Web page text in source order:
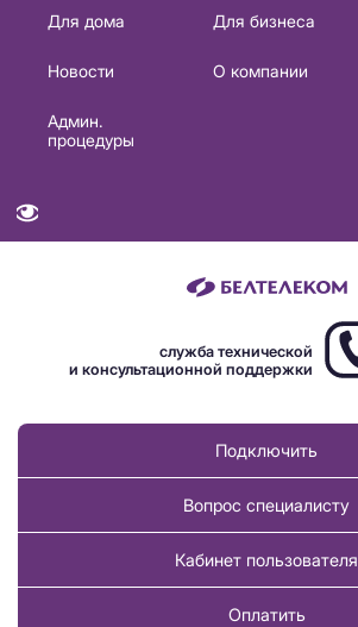
Основная
навигация
Для дома Для бизнеса
Новости
О компании
Админ.
процедуры
служба технической
и консультационной поддержки
Подключить
Вопрос специалисту
Кабинет пользователя
Оплатить